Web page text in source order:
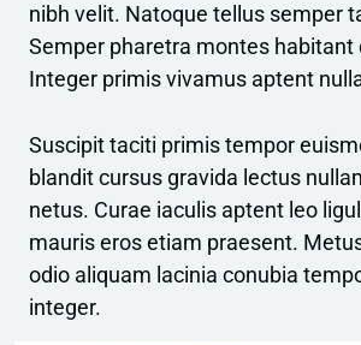
nibh velit. Natoque tellus semper
Semper pharetra montes habitant
Integer primis vivamus aptent
Suscipit taciti primis tempor
blandit cursus gravida lectus
netus. Curae iaculis aptent leo
mauris eros etiam praesent.
odio aliquam lacinia conubia
integer.